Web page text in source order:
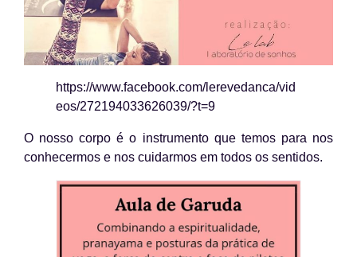
https://www.facebook.com/lerevedanca/vid
eos/272194033626039/?t=9
O nosso corpo é o instrumento que temos para nos
conhecermos e nos cuidarmos em todos os sentidos.